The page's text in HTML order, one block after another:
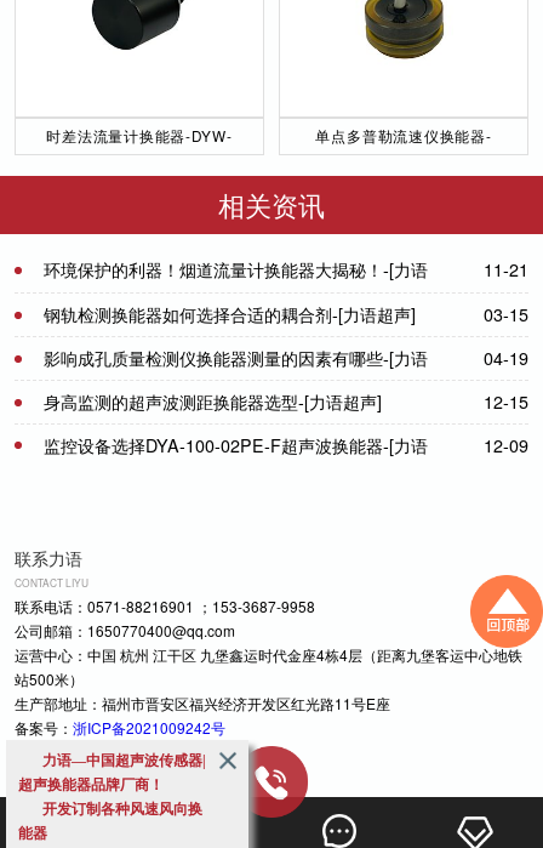
时差法流量计换能器-DYW-
单点多普勒流速仪换能器-
相关资讯
环境保护的利器！烟道流量计换能器大揭秘！-[力语
超声]
11-21
钢轨检测换能器如何选择合适的耦合剂-[力语超声]
03-15
影响成孔质量检测仪换能器测量的因素有哪些-[力语
超声]
04-19
身高监测的超声波测距换能器选型-[力语超声]
12-15
监控设备选择DYA-100-02PE-F超声波换能器-[力语
12-09
联系力语
CONTACT LIYU
联系电话：0571-88216901 ；153-3687-9958
公司邮箱：1650770400@qq.com
运营中心：中国 杭州 江干区 九堡鑫运时代金座4栋4层（距离九堡客运中心地铁
站500米）
生产部地址：福州市晋安区福兴经济开发区红光路11号E座
备案号： 浙ICP备2021009242号
力语—中国超声波传感器|
超声换能器品牌厂商！
开发订制各种风速风向换
能器